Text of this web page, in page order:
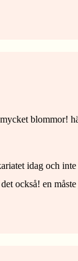
blommor!
idag och
också! en